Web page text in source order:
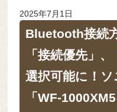
2025年7月1日
Bluetooth接続
「接続優先」
選択可能に！
「WF-